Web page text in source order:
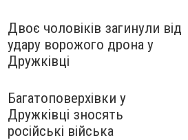
Двоє чоловіків загинули від
удару ворожого дрона у
Дружківці
Багатоповерхівки у
Дружківці зносять
російські війська